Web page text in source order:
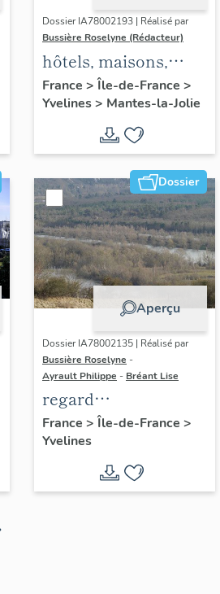
Dossier IA78002193 | Réalisé par
Bussière Roselyne (Rédacteur)
hôtels, maisons,
immeubles
France > Île-de-France >
Yvelines> Mantes-la-Jolie
Dossier
Aperçu
Dossier IA78002135 | Réalisé par
Bussière Roselyne -
Ayrault Philippe - Bréant Lise
regard
photographique sur
le territoire de Seine-
France > Île-de-France >
Yvelines